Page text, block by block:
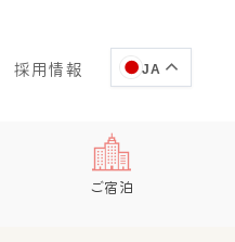
採用情報 JA
ご宿泊